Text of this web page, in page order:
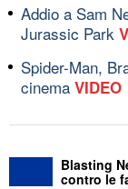
Addio a Sam
Jurassic Park
Spider-Man,
cinema VIDEO
Blasting
contro le